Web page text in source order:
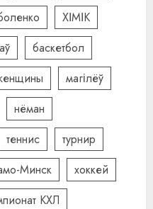
ХІМІК
баскетбол
магілёў
нёман
теннис
турнир
Минск
хоккей
КХЛ